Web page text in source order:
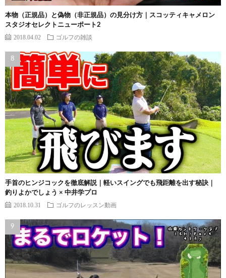
本物（正規品）と偽物（非正規品）の見分け方｜スコッティキャメロン
スタジオセレクトニューポート2
2018.04.02 ゴルフの雑談
手首のヒンジコックを徹底解説｜軽いスイングでも飛距離を出す秘訣｜
釣りよかでしょう × 中井学プロ
2018.10.31 ゴルフのレッスン動画